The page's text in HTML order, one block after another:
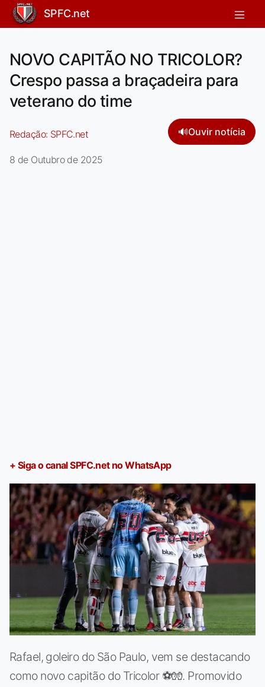
SPFC.net
NOVO CAPITÃO NO TRICOLOR?
Crespo passa a braçadeira para
veterano do time
Redação: SPFC.net 🔊Ouvir notícia
8 de Outubro de 2025
+ Siga o canal SPFC.net no WhatsApp
Rafael, goleiro do São Paulo, vem se destacando
como novo capitão do Tricolor ⚽🧤. Promovido